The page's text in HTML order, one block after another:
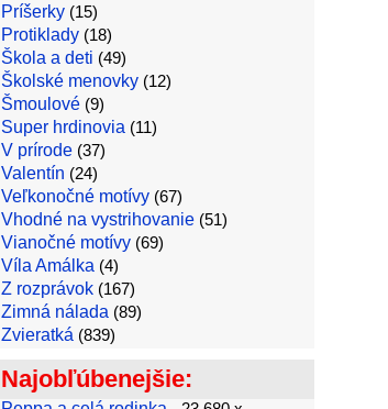
Príšerky(15)
Protiklady(18)
Škola a deti (49)
Školské menovky(12)
Šmoulové(9)
Super hrdinovia (11)
V prírode(37)
Valentín (24)
Veľkonočné motívy(67)
Vhodné na vystrihovanie(51)
Vianočné motívy(69)
Víla Amálka (4)
Z rozprávok(167)
Zimná nálada (89)
Zvieratká (839)
Najobľúbenejšie: